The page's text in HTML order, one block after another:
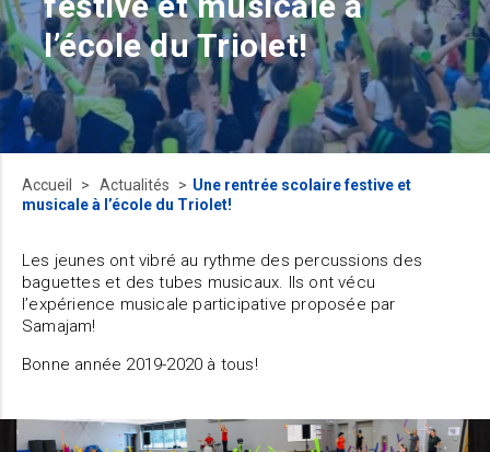
l’école du Triolet!
Accueil Actualités
​Une rentrée scolaire festive et
musicale à l’école du Triolet!
Les jeunes ont vibré au rythme des percussions des
baguettes et des tubes musicaux. Ils ont vécu
l’expérience musicale participative proposée par
Samajam!
Bonne année 2019-2020 à tous!